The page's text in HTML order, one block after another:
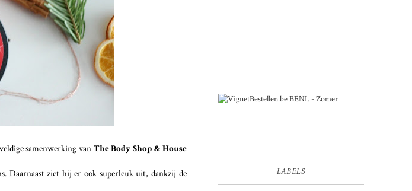
samenwerking vanThe Body Shop & House
Daarnaast ziet hij er ook superleuk uit, dankzij de
LABELS